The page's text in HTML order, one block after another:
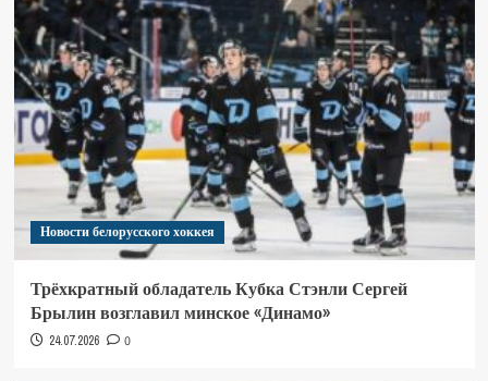
Новости белорусского хоккея
Трёхкратный обладатель Кубка Стэнли Сергей
Брылин возглавил минское «Динамо»
24.07.2026 0